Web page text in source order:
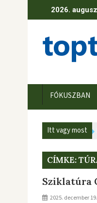
2026.
FÓKUSZBAN
Itt vagy most
CÍMKE:
Sziklatúra
2025. december 19.